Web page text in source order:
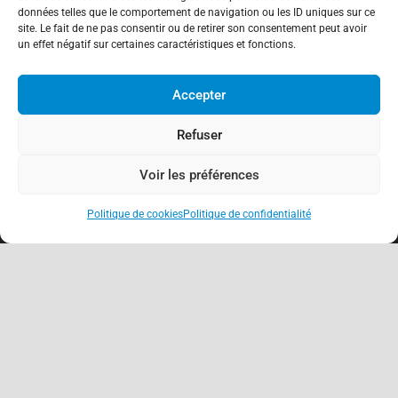
données telles que le comportement de navigation ou les ID uniques sur ce
site. Le fait de ne pas consentir ou de retirer son consentement peut avoir
un effet négatif sur certaines caractéristiques et fonctions.
Accepter
Refuser
Voir les préférences
Politique de cookiesPolitique de confidentialité
clients de la Caisse d’Epargne
20 mai 2026
fichier national des comptes signalés pour risque
de fraude – FNC-RF : un nouveau rempart contre la
fraude aux virements